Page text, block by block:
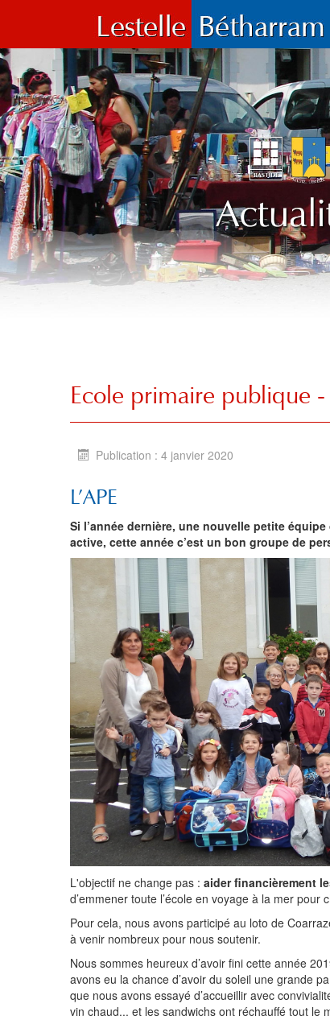
Ecole primaire publique
Publication : 4 janvier 2020
L’APE
Si l’année dernière, une nouvelle petite
active, cette année c’est un bon groupe de
L'objectif ne change pas : aider financièrement
d’emmener toute l’école en voyage à la mer
Pour cela, nous avons participé au loto de
à venir nombreux pour nous soutenir.
Nous sommes heureux d’avoir fini cette année
avons eu la chance d’avoir du soleil une grande
que nous avons essayé d’accueillir avec
vin chaud... et les sandwichs ont réchauffé tout le